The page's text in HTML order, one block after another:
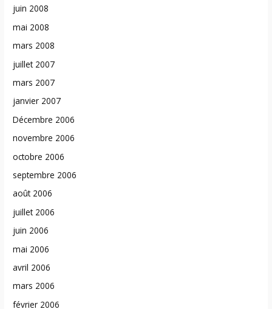
juin 2008
mai 2008
mars 2008
juillet 2007
mars 2007
janvier 2007
Décembre 2006
novembre 2006
octobre 2006
septembre 2006
août 2006
juillet 2006
juin 2006
mai 2006
avril 2006
mars 2006
février 2006